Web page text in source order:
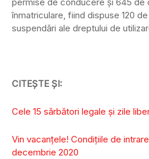
permise de conducere şi 645 de
înmatriculare, fiind dispuse 120
suspendări ale dreptului de
CITEȘTE ȘI:
Cele 15 sărbători legale şi zile
Vin vacanțele! Condițiile de
decembrie 2020